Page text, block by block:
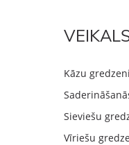
Kāzu gredzeni
Sieviešu
Vīriešu